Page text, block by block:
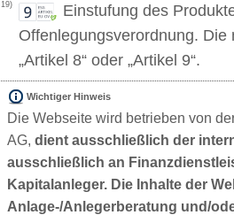
19)
Einstufung des
Offenlegungsverordnung. Die
„Artikel 8“ oder „Artikel 9“.
Wichtiger Hinweis
Die Webseite wird betrieben von
AG, dient ausschließlich der
ausschließlich an
Kapitalanleger. Die Inhalte der
Anlage-/Anlegerberatung und/